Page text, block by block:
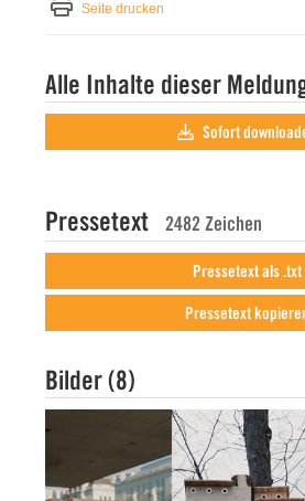
Seite drucken
Alle Inhalte dieser
Sofort
Pressetext 2482 Zeichen
Pressetext als .txt
Pressetext
Bilder (8)